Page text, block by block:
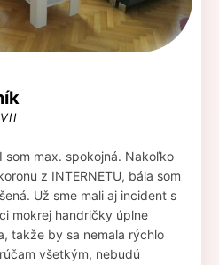
som max. spokojná. Nakoľko
z INTERNETU, bála som
Už sme mali aj incident s
mokrej handričky úplne
takže by sa nemala rýchlo
všetkým, nebudú